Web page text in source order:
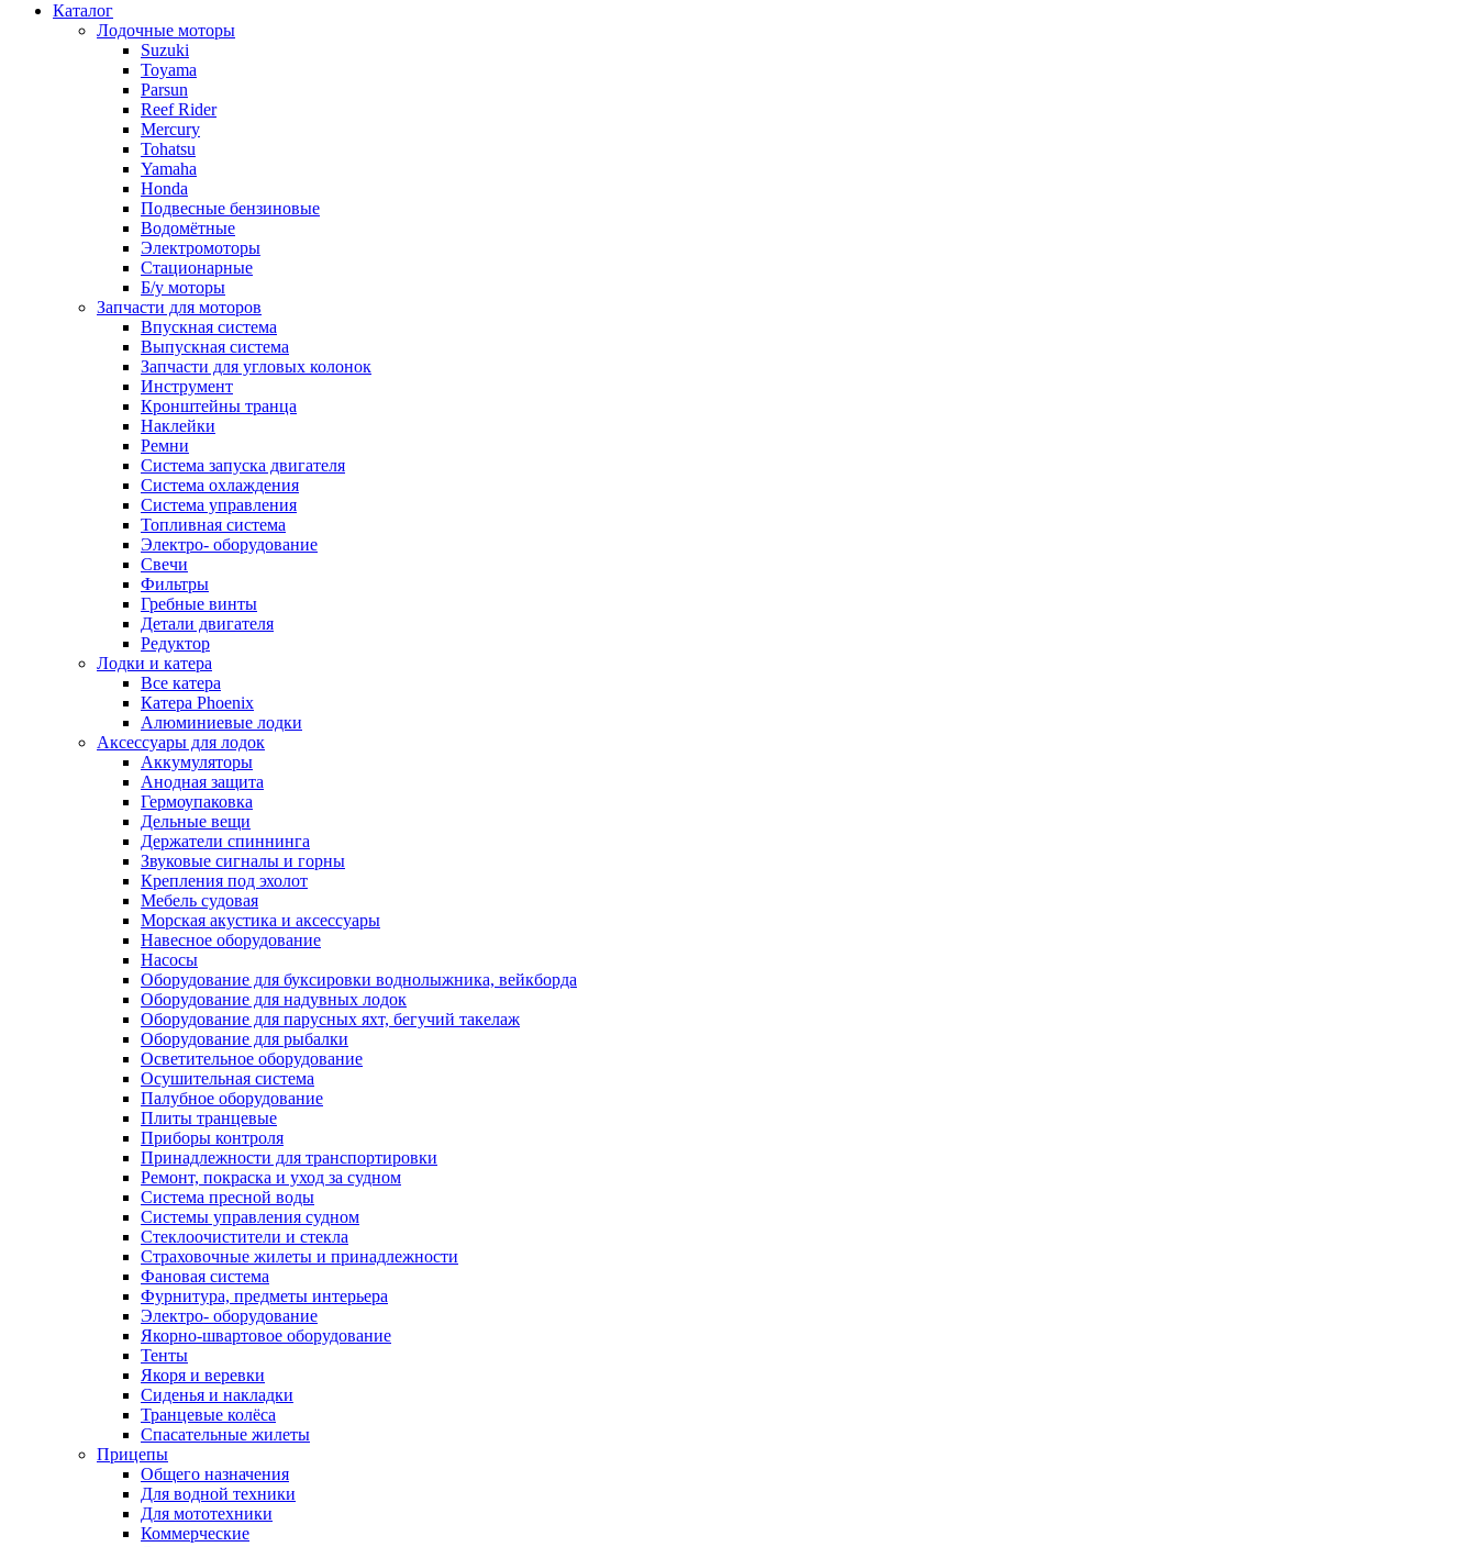
Каталог
Лодочные моторы
Suzuki
Toyama
Parsun
Reef Rider
Mercury
Tohatsu
Yamaha
Honda
Подвесные бензиновые
Водомётные
Электромоторы
Стационарные
Б/у моторы
Запчасти для моторов
Впускная система
Выпускная система
Запчасти для угловых колонок
Инструмент
Кронштейны транца
Наклейки
Ремни
Система запуска двигателя
Система охлаждения
Система управления
Топливная система
Электро- оборудование
Свечи
Фильтры
Гребные винты
Детали двигателя
Редуктор
Лодки и катера
Все катера
Катера Phoenix
Алюминиевые лодки
Аксессуары для лодок
Аккумуляторы
Анодная защита
Гермоупаковка
Дельные вещи
Держатели спиннинга
Звуковые сигналы и горны
Крепления под эхолот
Мебель судовая
Морская акустика и аксессуары
Навесное оборудование
Насосы
Оборудование для буксировки воднолыжника, вейкборда
Оборудование для надувных лодок
Оборудование для парусных яхт, бегучий такелаж
Оборудование для рыбалки
Осветительное оборудование
Осушительная система
Палубное оборудование
Плиты транцевые
Приборы контроля
Принадлежности для транспортировки
Ремонт, покраска и уход за судном
Система пресной воды
Системы управления судном
Стеклоочистители и стекла
Страховочные жилеты и принадлежности
Фановая система
Фурнитура, предметы интерьера
Электро- оборудование
Якорно-швартовое оборудование
Тенты
Якоря и веревки
Сиденья и накладки
Транцевые колёса
Спасательные жилеты
Прицепы
Общего назначения
Для водной техники
Для мототехники
Коммерческие